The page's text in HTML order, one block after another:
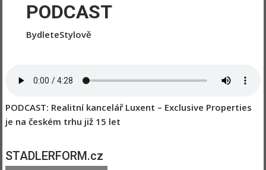
PODCAST
BydleteStylově
PODCAST: Realitní kancelář Luxent – Exclusive Properties
je na českém trhu již 15 let
STADLERFORM.cz